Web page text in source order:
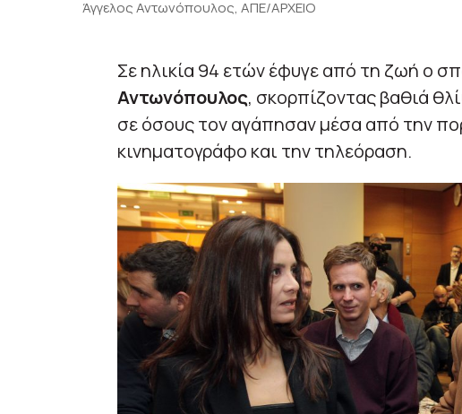
Άγγελος Αντωνόπουλος, ΑΠΕ/ΑΡΧΕΙΟ
Σε ηλικία 94 ετών έφυγε από τη ζωή ο
Αντωνόπουλος, σκορπίζοντας βαθιά
σε όσους τον αγάπησαν μέσα από την
κινηματογράφο και την τηλεόραση.